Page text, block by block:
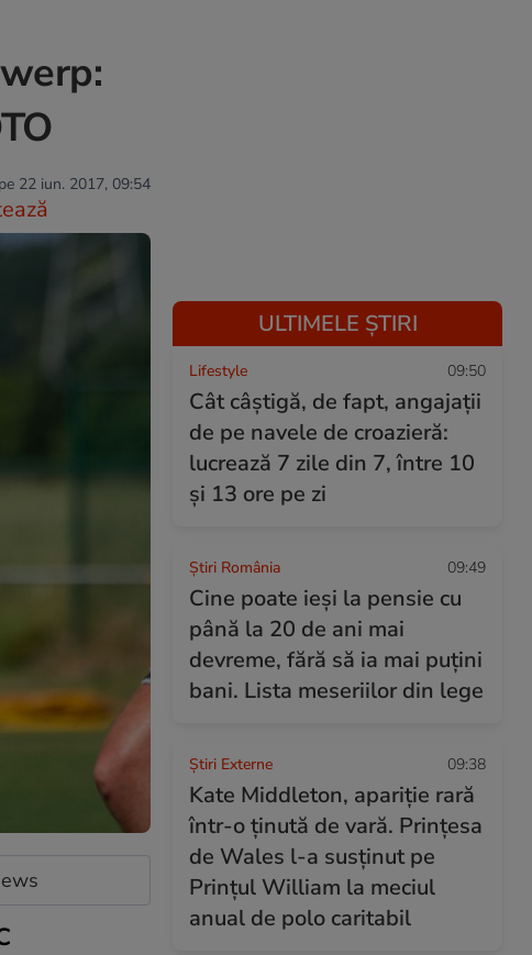
22 iun. 2017, 09:54
ULTIMELE ȘTIRI
Lifestyle 09:50
Cât câștigă, de fapt, angajații
de pe navele de croazieră:
lucrează 7 zile din 7, între 10
și 13 ore pe zi
Știri România 09:49
Cine poate ieși la pensie cu
până la 20 de ani mai
devreme, fără să ia mai puțini
bani. Lista meseriilor din lege
Știri Externe 09:38
Kate Middleton, apariție rară
într-o ținută de vară. Prințesa
de Wales l-a susținut pe
Prințul William la meciul
anual de polo caritabil